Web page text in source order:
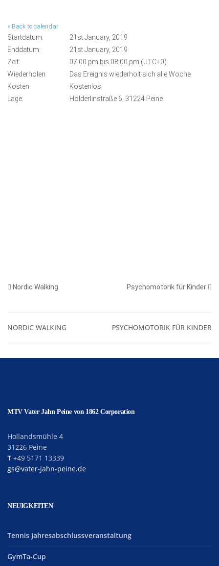
« Back to calendar
Startdatum:
21st January, 2019
Enddatum:
21st January, 2019
Zeit:
07:00 pm bis 08:00 pm (UTC+0)
Wiederholen:
Das Ereignis wiederholt sich alle Woche
Kosten:
Kostenlos
Lage:
Hölderlinstraße 6, 31224 Peine
Nordic Walking Psychomotorik für Kinder
NORDIC WALKING PSYCHOMOTORIK FÜR KINDER
MTV Vater Jahn Peine von 1862 Corporation
Hollandsmühle 4
31226 Peine
T +49 5171 13339
gs@vater-jahn-peine.de
NEUIGKEITEN
Tennis Jahresabschlussveranstaltung
GymTa-Cup